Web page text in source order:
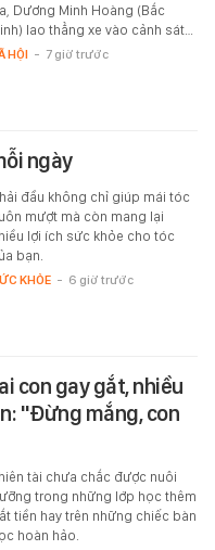
Dương Minh Hoàng (Bắc
lao thẳng xe vào cảnh sát…
HỘI - 7 giờ trước
ngày
đầu không chỉ giúp mái tóc
mượt mà còn mang lại
lợi ích sức khỏe cho tóc
bạn.
KHỎE - 6 giờ trước
con gay gắt, nhiều
"Đừng mắng, con
tài chưa chắc được nuôi
trong những lớp học thêm
tiền hay trên những chiếc bàn
hoàn hảo.